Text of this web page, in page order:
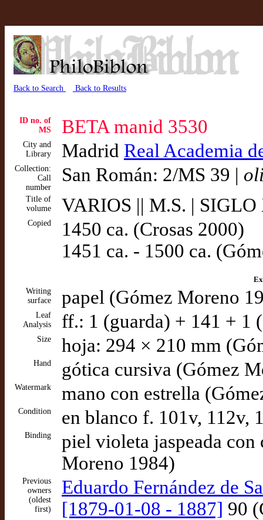
Back to Search Back to Results
ID no. of
MS
BETA manid 3530
City and
Library
Madrid Real Academia
Collection:
Call
number
San Román: 2/MS 39 |
Title of
volume
VARIOS || M.S. |
Copied
1450 ca. (Crosas 2000)
1451 ca. - 1500 ca.
Writing
surface
papel (Gómez Moreno
Leaf
Analysis
ff.: 1 (guarda) + 141 + 1
Size hoja: 294 × 210 mm
Hand gótica cursiva (Gómez
Watermark mano con estrella
Condition en blanco f. 101v, 112v,
Binding
piel violeta jaspeada
Moreno 1984)
Previous
owners
(oldest
first)
Eduardo Fernández de
[1879-01-08 - 1887] 90